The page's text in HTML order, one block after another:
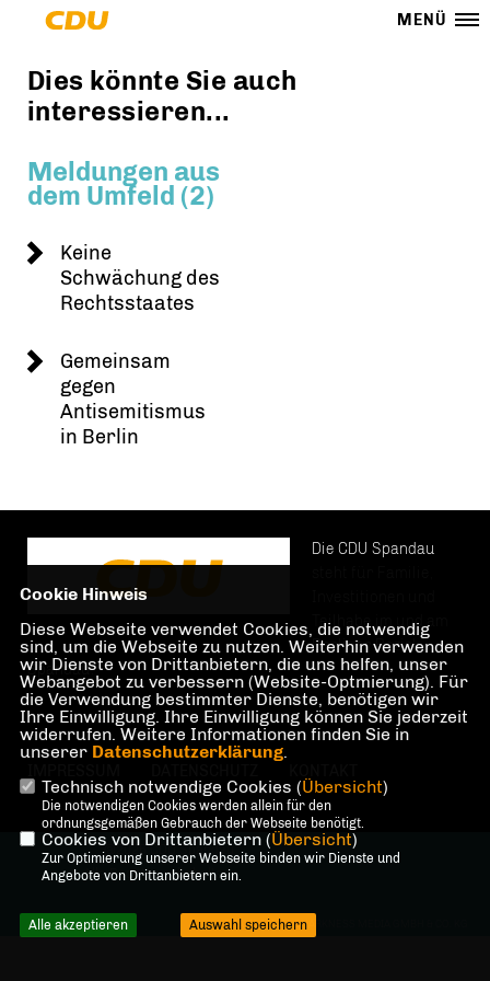
MENÜ
Dies könnte Sie auch
interessieren...
Meldungen aus
dem Umfeld (2)
Keine
Schwächung des
Rechtsstaates
Gemeinsam
gegen
Antisemitismus
in Berlin
Die CDU Spandau
Teilhabe im und am
Berliner Bezirk
Spandau.
@2026 CDU Spandau
Alle Rechte vorbehalten.
REALISATION: SHARKNESS MEDIA GMBH & CO. KG
Cookie Hinweis
Diese Webseite verwendet Cookies, die notwendig
sind, um die Webseite zu nutzen. Weiterhin verwenden
wir Dienste von Drittanbietern, die uns helfen, unser
Webangebot zu verbessern (Website-Optmierung). Für
die Verwendung bestimmter Dienste, benötigen wir
Ihre Einwilligung. Ihre Einwilligung können Sie jederzeit
widerrufen. Weitere Informationen finden Sie in
unserer Datenschutzerklärung.
Technisch notwendige Cookies (Übersicht)
Die notwendigen Cookies werden allein für den
ordnungsgemäßen Gebrauch der Webseite benötigt.
Cookies von Drittanbietern (Übersicht)
Zur Optimierung unserer Webseite binden wir Dienste und
Angebote von Drittanbietern ein.
Alle akzeptieren Auswahl speichern